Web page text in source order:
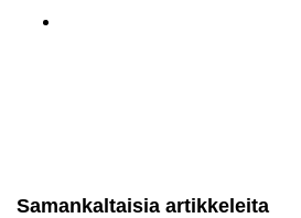
Samankaltaisia ​​artikkeleita